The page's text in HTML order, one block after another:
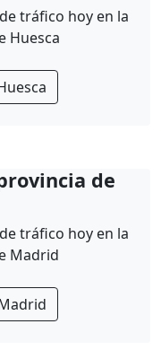
tráfico hoy en la
Huesca
de
tráfico hoy en la
Madrid